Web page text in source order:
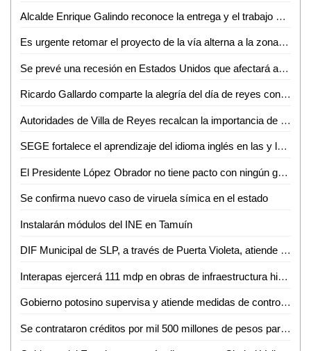
Alcalde Enrique Galindo reconoce la entrega y el trabajo diario del personal de Parques y Jardines
Es urgente retomar el proyecto de la vía alterna a la zona industrial para mejorar la movilidad urbana: Dip. José Antonio Lorca Valle
Se prevé una recesión en Estados Unidos que afectará a México: Adán Moctezuma
Ricardo Gallardo comparte la alegría del día de reyes con entrega de roscas en la zona metropolitana
Autoridades de Villa de Reyes recalcan la importancia de depositar la basura en su lugar
SEGE fortalece el aprendizaje del idioma inglés en las y los niños potosinos
El Presidente López Obrador no tiene pacto con ningún grupo del crimen organizado: Gabino Morales
Se confirma nuevo caso de viruela símica en el estado
Instalarán módulos del INE en Tamuín
DIF Municipal de SLP, a través de Puerta Violeta, atiende y protege a más de 830 mujeres
Interapas ejercerá 111 mdp en obras de infraestructura hidráulica durante 2023
Gobierno potosino supervisa y atiende medidas de control y seguridad en centros penitenciarios
Se contrataron créditos por mil 500 millones de pesos para poder cumplir con compromisos y prestaciones de fin de año: Sefin